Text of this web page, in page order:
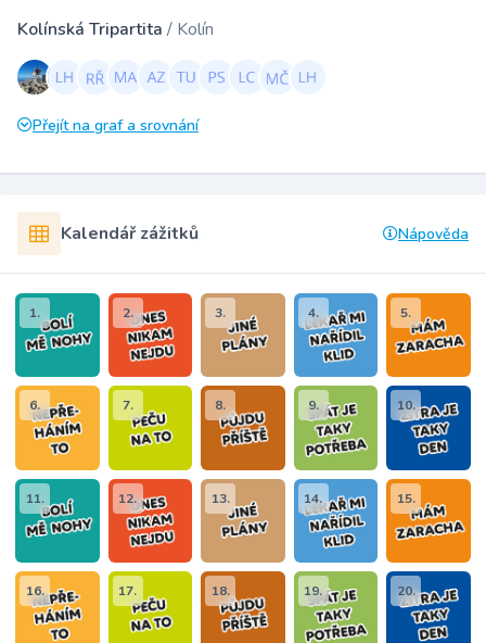
Kolínská Tripartita / Kolín
Přejít na graf a srovnání
Kalendář zážitků Nápověda
1. 2. 3. 4. 5.
6. 7. 8. 9. 10.
11. 12. 13. 14. 15.
16. 17. 18. 19. 20.